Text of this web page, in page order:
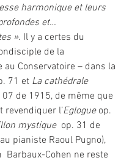
harmonique et leurs
et…
». Il y a certes du
de la
Conservatoire – dans la
71 et La cathédrale
de 1915, de même que
revendiquer l’Eglogue op.
mystique
  op. 31 de
pianiste Raoul Pugno),
Barbaux-Cohen ne reste